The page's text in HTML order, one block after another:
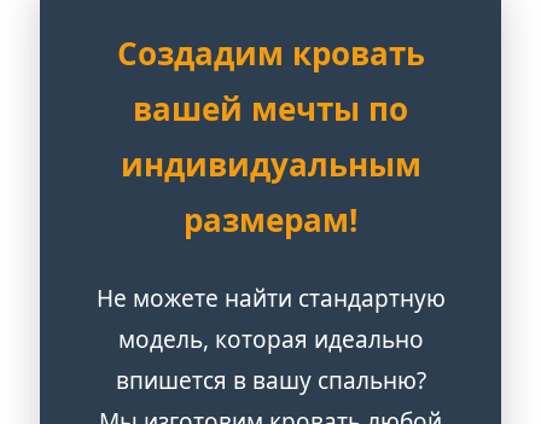
Создадим кровать
вашей мечты по
индивидуальным
размерам!
Не можете найти стандартную
модель, которая идеально
впишется в вашу спальню?